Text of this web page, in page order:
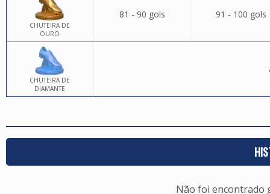
CHUTEIRA DE
OURO
81 - 90 gols 91 - 100 gols
CHUTEIRA DE
DIAMANTE
Não foi encontrado